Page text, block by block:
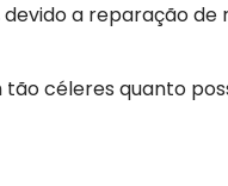
a reparação de
céleres quanto